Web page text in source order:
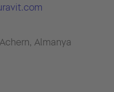
Almanya